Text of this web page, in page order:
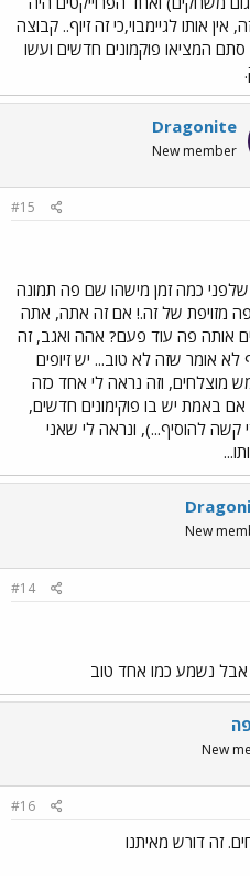
אותו לגיימבוי,כי זה זיוף.. קבוצה
המציאו פוקמונים חדשים ועשו
Dragonite
New member
#15
שלפני כמה זמן מישהו שם פה תמונה
מזויפת של זה.! אם זה אתה, אתה
אותה פה עוד פעם? אהה ואגב, זה
לא אומר שזה לא טוב... יש זיופים
מוצלחים, וזה נראה לי אחד כזה
אם באמת יש בו פוקימונים חדשים,
קשה להוסיף...), ונראה לי שאני
New
#14
אבל נשמע כמו אחד טוב
New
#16
זה דורש מאיתנו